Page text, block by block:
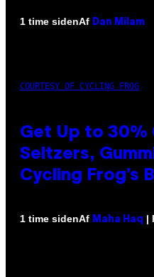
1 time sidenAf Dan Milam
COURTESY OF CYCLING FROG
Get Up to 30%
Seltzers,
Cycling Frog’s
1 time sidenAf Maha Haq |